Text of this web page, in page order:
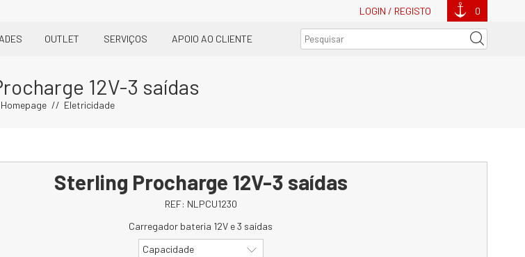
LOGIN / REGISTO 0
OUTLET SERVIÇOS APOIO AO CLIENTE
12V-3 saídas
Homepage Eletricidade
Sterling Procharge 12V-3 saídas
REF: NLPCU1230
Carregador bateria 12V e 3 saídas
Capacidade